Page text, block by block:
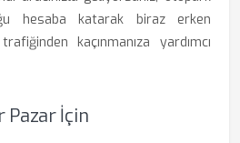
hesaba katarak biraz erken
kaçınmanıza yardımcı
Pazar İçin